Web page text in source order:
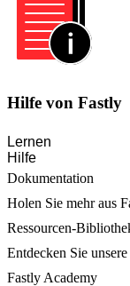
Hilfe von Fastly
Lernen
Hilfe
Dokumentation
Holen Sie mehr aus
Ressourcen-
Entdecken Sie
Fastly Academy